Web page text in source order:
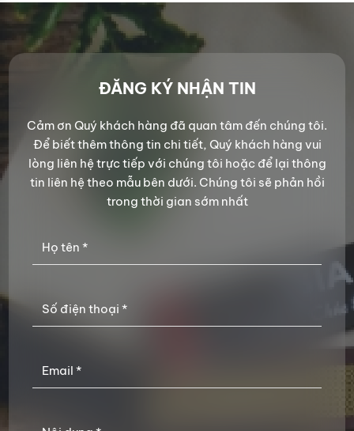
ĐĂNG KÝ NHẬN TIN
Cảm ơn Quý khách hàng đã quan tâm đến chúng tôi.
Để biết thêm thông tin chi tiết, Quý khách hàng vui
lòng liên hệ trực tiếp với chúng tôi hoặc để lại thông
tin liên hệ theo mẫu bên dưới. Chúng tôi sẽ phản hồi
trong thời gian sớm nhất